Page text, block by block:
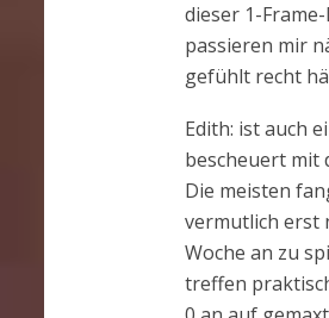
dieser 1-
passieren mir
gefühlt recht
Edith: ist auch
bescheuert mit
Die meisten
vermutlich erst
Woche an zu
treffen